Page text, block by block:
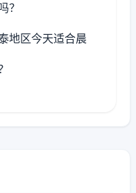
？
地区今天适合晨